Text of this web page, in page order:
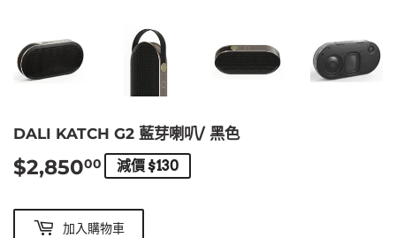
DALI KATCH G2 藍芽喇叭/ 黑色
$2,85000 $2,850.00
減價 $130
加入購物車